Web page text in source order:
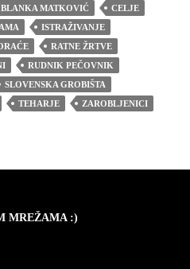
BLANKA MATKOVIĆ
CELJE
ISTRAŽIVANJE
RATNE ŽRTVE
RUDNIK PEČOVNIK
SLOVENSKA GROBIŠTA
TEHARJE
ZAROBLJENICI
MREŽAMA :)